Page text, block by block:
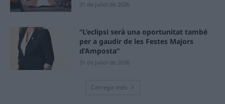
31 de juliol de 2026
“L’eclipsi serà una oportunitat també
per a gaudir de les Festes Majors
d’Amposta”
31 de juliol de 2026
Carrega més